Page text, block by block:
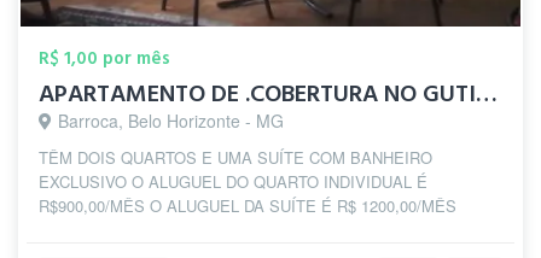
R$ 1,00 por mês
APARTAMENTO DE .COBERTURA NO GUTIERREZ ...
Barroca, Belo Horizonte - MG
TÊM DOIS QUARTOS E UMA SUÍTE COM BANHEIRO
EXCLUSIVO O ALUGUEL DO QUARTO INDIVIDUAL É
R$900,00/MÊS O ALUGUEL DA SUÍTE É R$ 1200,00/MÊS